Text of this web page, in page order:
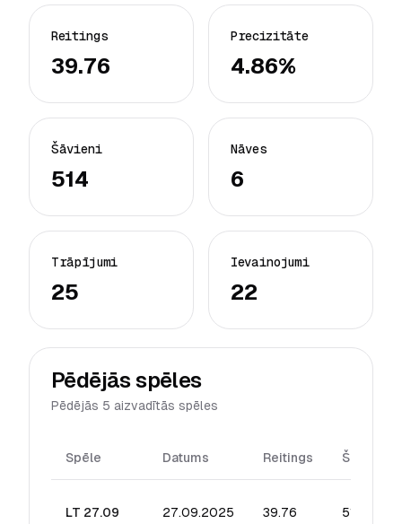
Reitings
39.76
Precizitāte
4.86%
Šāvieni
514
Nāves
6
Trāpījumi
25
Ievainojumi
22
Pēdējās spēles
Pēdējās 5 aizvadītās spēles
Spēle Datums Reitings Šāvieni
LT 27.09 27.09.2025 39.76 514